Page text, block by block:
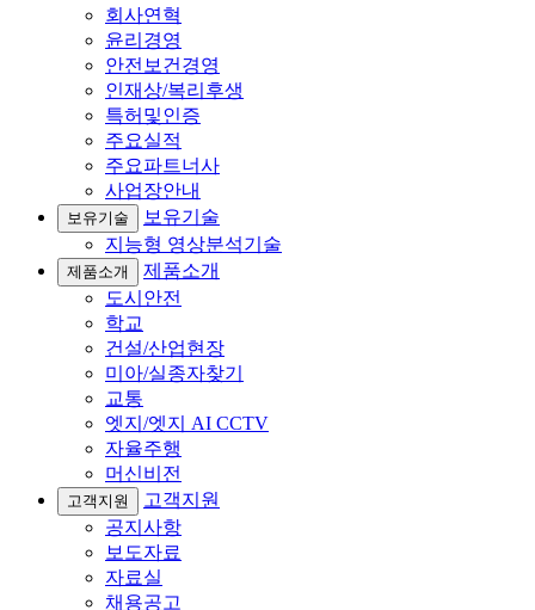
회사연혁
윤리경영
안전보건경영
인재상/복리후생
특허및인증
주요실적
주요파트너사
사업장안내
보유기술
보유기술
지능형 영상분석기술
제품소개
제품소개
도시안전
학교
건설/산업현장
미아/실종자찾기
교통
엣지/엣지 AI CCTV
자율주행
머신비전
고객지원
고객지원
공지사항
보도자료
자료실
채용공고